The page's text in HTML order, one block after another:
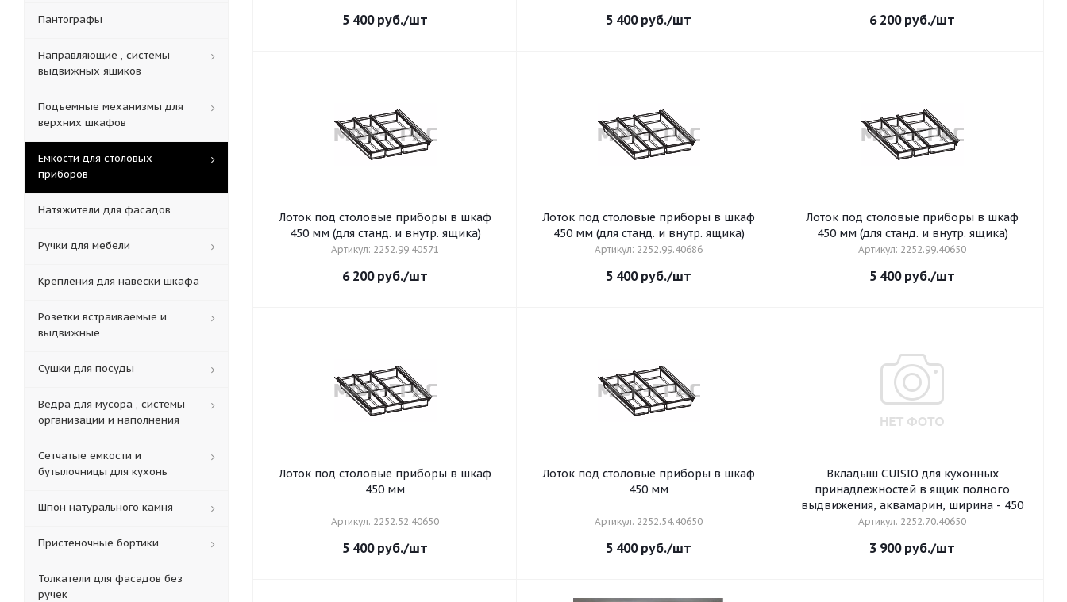
5 400руб./шт 5 400руб./шт 6 200руб./шт
Лоток под столовые приборы в шкаф
450 мм (для станд. и внутр. ящика)
Артикул: 2252.99.40571
6 200руб./шт
Лоток под столовые приборы в шкаф
450 мм (для станд. и внутр. ящика)
Артикул: 2252.99.40686
5 400руб./шт
Лоток под столовые приборы в шкаф
450 мм (для станд. и внутр. ящика)
Артикул: 2252.99.40650
5 400руб./шт
Лоток под столовые приборы в шкаф
450 мм
Артикул: 2252.52.40650
5 400руб./шт
Лоток под столовые приборы в шкаф
450 мм
Артикул: 2252.54.40650
5 400руб./шт
Вкладыш CUISIO для кухонных
принадлежностей в ящик полного
выдвижения, аквамарин, ширина - 450
Артикул: 2252.70.40650
3 900руб./шт
Пантографы
Направляющие , системы
выдвижных ящиков
Подъемные механизмы для
верхних шкафов
Емкости для столовых
приборов
Натяжители для фасадов
Ручки для мебели
Крепления для навески шкафа
Розетки встраиваемые и
выдвижные
Сушки для посуды
Ведра для мусора , системы
организации и наполнения
Сетчатые емкости и
бутылочницы для кухонь
Шпон натурального камня
Пристеночные бортики
Толкатели для фасадов без
ручек